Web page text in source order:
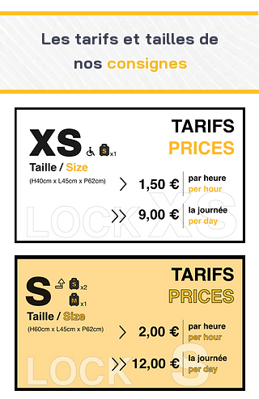
Les tarifs et tailles de
nos consignes